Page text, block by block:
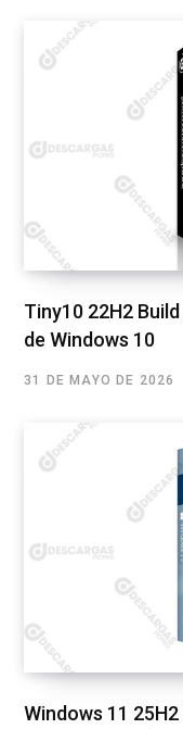
Tiny10 22H2
de Windows 10
31 DE MAYO DE 2026
Windows 11